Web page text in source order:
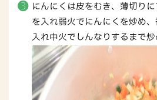
にんにくは皮をむき、薄切り
を入れ弱火でにんにくを炒め
入れ中火でしんなりするまで炒